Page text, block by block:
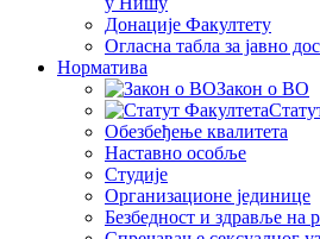
Донације Факултету
Огласна табла за јавно
Норматива
Закон о ВО
Обезбеђење квалитета
Наставно особље
Студије
Организационе јединице
Безбедност и здравље на